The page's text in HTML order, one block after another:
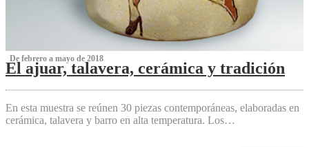
‌ De febrero a mayo de 2018
El ajuar, talavera, cerámica y tradición
‌
En esta muestra se reúnen 30 piezas contemporáneas, elaboradas en
cerámica, talavera y barro en alta temperatura. Los…